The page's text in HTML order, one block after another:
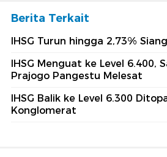
Berita Terkait
IHSG Turun hingga 2,73%
IHSG Menguat ke Level 6.400,
Prajogo Pangestu Melesat
IHSG Balik ke Level 6.300
Konglomerat